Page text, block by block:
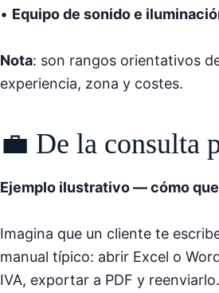
• Equipo de sonido e
Nota: son rangos orientativos
experiencia, zona y costes.
💼 De la consulta
Ejemplo ilustrativo — cómo
Imagina que un cliente te
manual típico: abrir Excel o
IVA, exportar a PDF y